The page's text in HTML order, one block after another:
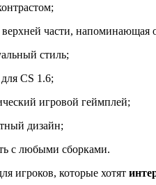
верхней части, напоминающая
стиль;
для CS 1.6;
игровой геймплей;
дизайн;
с любыми сборками.
игроков, которые хотят